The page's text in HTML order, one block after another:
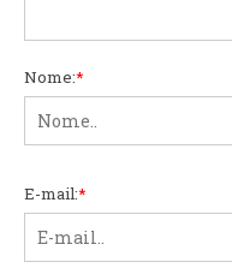
Nome:*
E-mail:*